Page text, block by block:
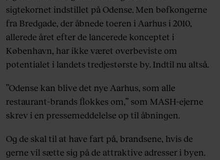
sigtekornet indstillet på Odense. Men bøfkongerne
fra Bredgade, der åbnede toeren i Aarhus i 2010,
allerede året efter de lancerede konceptet i
København, har ikke været overbeviste om
potentialet i landets tredjestørste by. Indtil nu altså.
”Odense kan blive det nye Aarhus, som alle
restaurant-brands flokkes om,” som MASH-ejerne
skrev i en pressemeddelelse op til åbningen.
Og de skal til at have fart på, brandsene, hvis de
gerne vil sætte sig på de attraktive adresser i byen.